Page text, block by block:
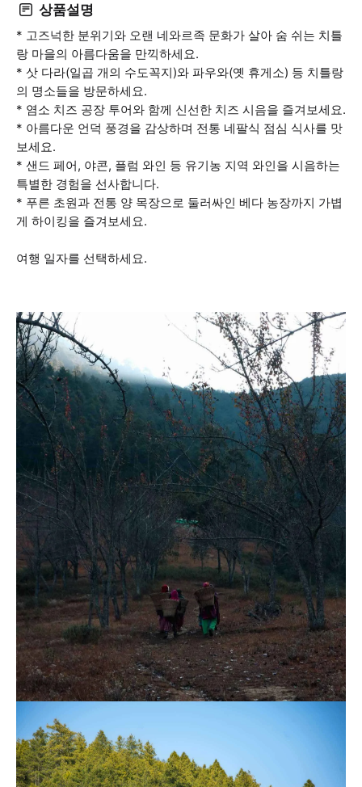
상품설명
* 고즈넉한 분위기와 오랜 네와르족 문화가 살아 숨 쉬는 치틀
랑 마을의 아름다움을 만끽하세요.
* 삿 다라(일곱 개의 수도꼭지)와 파우와(옛 휴게소) 등 치틀랑
의 명소들을 방문하세요.
* 염소 치즈 공장 투어와 함께 신선한 치즈 시음을 즐겨보세요.
* 아름다운 언덕 풍경을 감상하며 전통 네팔식 점심 식사를 맛
보세요.
* 샌드 페어, 야콘, 플럼 와인 등 유기농 지역 와인을 시음하는
특별한 경험을 선사합니다.
* 푸른 초원과 전통 양 목장으로 둘러싸인 베다 농장까지 가볍
게 하이킹을 즐겨보세요.
여행 일자를 선택하세요.